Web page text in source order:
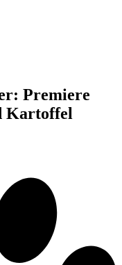
Premiere
Kartoffel